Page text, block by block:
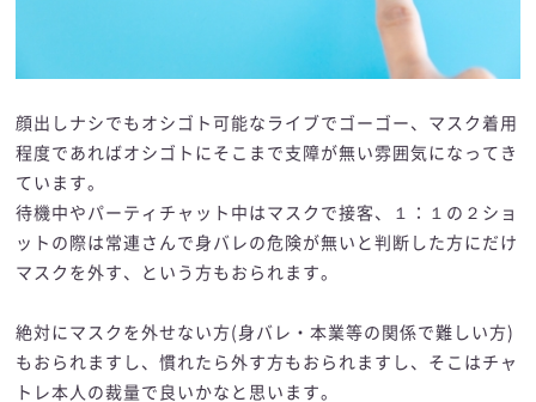
顔出しナシでもオシゴト可能なライブでゴーゴー、マスク着用
程度であればオシゴトにそこまで支障が無い雰囲気になってき
ています。
待機中やパーティチャット中はマスクで接客、１：１の２ショ
ットの際は常連さんで身バレの危険が無いと判断した方にだけ
マスクを外す、という方もおられます。
絶対にマスクを外せない方(身バレ・本業等の関係で難しい方)
もおられますし、慣れたら外す方もおられますし、そこはチャ
トレ本人の裁量で良いかなと思います。